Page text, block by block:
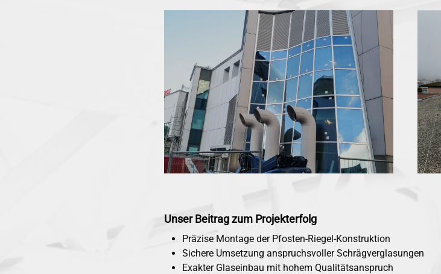
Unser Beitrag zum Projekterfolg
Präzise Montage der Pfosten-Riegel-Konstruktion
Sichere Umsetzung anspruchsvoller Schrägverglasungen
Exakter Glaseinbau mit hohem Qualitätsanspruch